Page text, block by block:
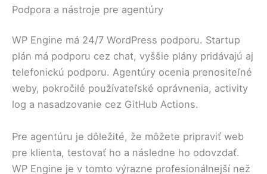
Podpora a nástroje pre agentúry
WP Engine má 24/7 WordPress podporu. Startup
plán má podporu cez chat, vyššie plány pridávajú aj
telefonickú podporu. Agentúry ocenia prenositeľné
weby, pokročilé používateľské oprávnenia, activity
log a nasadzovanie cez GitHub Actions.
Pre agentúru je dôležité, že môžete pripraviť web
pre klienta, testovať ho a následne ho odovzdať.
WP Engine je v tomto výrazne profesionálnejší než